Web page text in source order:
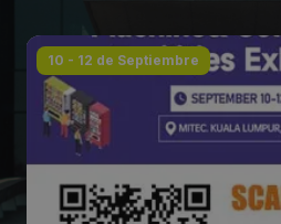
10 - 12 de Septiembre